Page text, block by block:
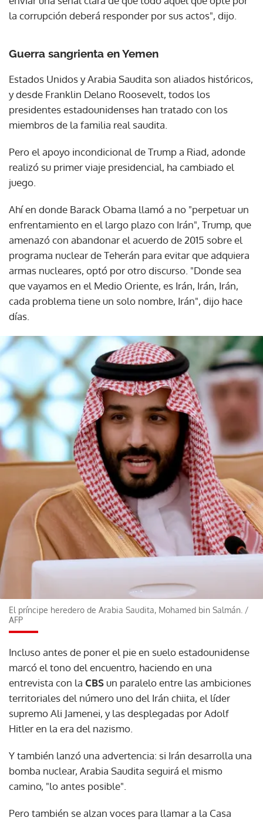
la corrupción deberá responder por sus actos", dijo.
Guerra sangrienta en Yemen
Estados Unidos y Arabia Saudita son aliados históricos,
y desde Franklin Delano Roosevelt, todos los
presidentes estadounidenses han tratado con los
miembros de la familia real saudita.
Pero el apoyo incondicional de Trump a Riad, adonde
realizó su primer viaje presidencial, ha cambiado el
juego.
Ahí en donde Barack Obama llamó a no "perpetuar un
enfrentamiento en el largo plazo con Irán", Trump, que
amenazó con abandonar el acuerdo de 2015 sobre el
programa nuclear de Teherán para evitar que adquiera
armas nucleares, optó por otro discurso. "Donde sea
que vayamos en el Medio Oriente, es Irán, Irán, Irán,
cada problema tiene un solo nombre, Irán", dijo hace
días.
El príncipe heredero de Arabia Saudita, Mohamed bin Salmán. /
AFP
Incluso antes de poner el pie en suelo estadounidense
marcó el tono del encuentro, haciendo en una
entrevista con la CBSun paralelo entre las ambiciones
territoriales del número uno del Irán chiita, el líder
supremo Ali Jamenei, y las desplegadas por Adolf
Hitler en la era del nazismo.
Y también lanzó una advertencia: si Irán desarrolla una
bomba nuclear, Arabia Saudita seguirá el mismo
camino, "lo antes posible".
Pero también se alzan voces para llamar a la Casa